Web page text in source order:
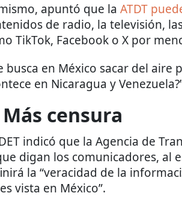
apuntó que la ATDT
de radio, la televisión,
TikTok, Facebook o X por
busca en México sacar del
en Nicaragua y
censura
indicó que la Agencia de
digan los comunicadores, al
la “veracidad de la
vista en México”.